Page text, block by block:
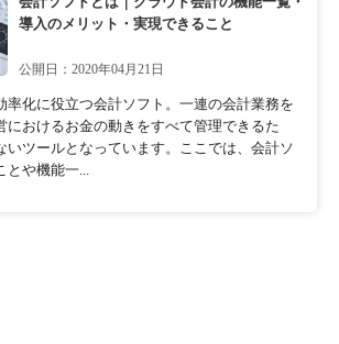
導入のメリット・実現できること
公開日：2020年04月21日
率化に役立つ会計ソフト。一連の会計業務を
におけるお金の動きをすべて管理できるた
いツールとなっています。ここでは、会計ソ
や機能一...